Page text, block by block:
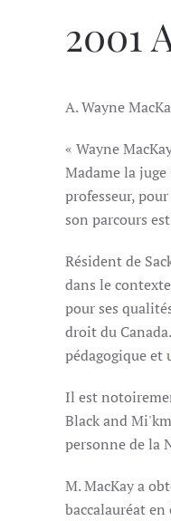
2001
A. Wayne
« Wayne
Madame la
professeur,
son parcours
Résident de
dans le
pour ses
droit du
pédagogique
Il est
Black and
personne de la
M. MacKay a
baccalauréat